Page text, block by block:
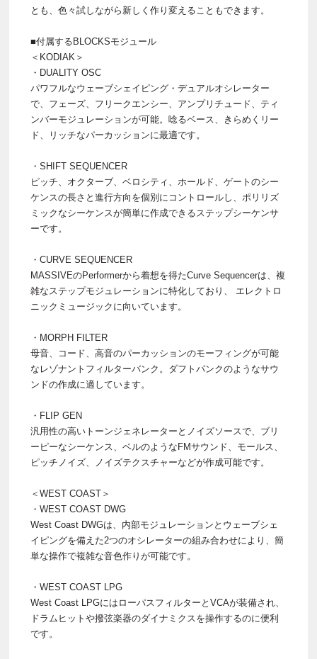
とも、色々試しながら新しく作り変えることもできます。
■付属するBLOCKSモジュール
＜KODIAK＞
・DUALITY OSC
パワフルなウェーブシェイピング・デュアルオシレーター
で、フェーズ、フリークエンシー、アンプリチュード、ティ
ンバーモジュレーションが可能。唸るベース、きらめくリー
ド、リッチなパーカッションに最適です。
・SHIFT SEQUENCER
ピッチ、オクターブ、ベロシティ、ホールド、ゲートのシー
ケンスの長さと進行方向を個別にコントロールし、ポリリズ
ミックなシーケンスが簡単に作成できるステップシーケンサ
ーです。
・CURVE SEQUENCER
MASSIVEのPerformerから着想を得たCurve Sequencerは、複
雑なステップモジュレーションに特化しており、 エレクトロ
ニックミュージックに向いています。
・MORPH FILTER
母音、コード、高音のパーカッションのモーフィングが可能
なレゾナントフィルターバンク。ダフトパンクのようなサウ
ンドの作成に適しています。
・FLIP GEN
汎用性の高いトーンジェネレーターとノイズソースで、ブリ
ーピーなシーケンス、ベルのようなFMサウンド、モールス、
ピッチノイズ、ノイズテクスチャーなどが作成可能です。
＜WEST COAST＞
・WEST COAST DWG
West Coast DWGは、内部モジュレーションとウェーブシェ
イピングを備えた2つのオシレーターの組み合わせにより、簡
単な操作で複雑な音色作りが可能です。
・WEST COAST LPG
West Coast LPGにはローパスフィルターとVCAが装備され、
ドラムヒットや撥弦楽器のダイナミクスを操作するのに便利
です。